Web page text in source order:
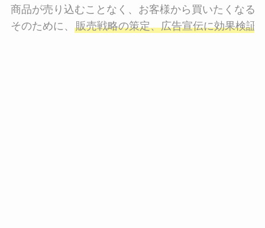
商品が売り込むことなく、お客様から買いたくなる
そのために、 販売戦略の策定、広告宣伝に効果検証